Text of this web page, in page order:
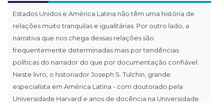
Estados Unidos e América Latina não têm uma história de
relações muito tranquilas e igualitárias. Por outro lado, a
narrativa que nos chega dessas relações são
frequentemente determinadas mais por tendências
políticas do narrador do que por documentação confiável.
Neste livro, o historiador Joseph S. Tulchin, grande
especialista em América Latina - com doutorado pela
Universidade Harvard e anos de docência na Universidade